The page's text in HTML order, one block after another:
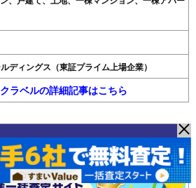
ディングス（東証プライム上場企業）
ラベルの詳細記事はこちら